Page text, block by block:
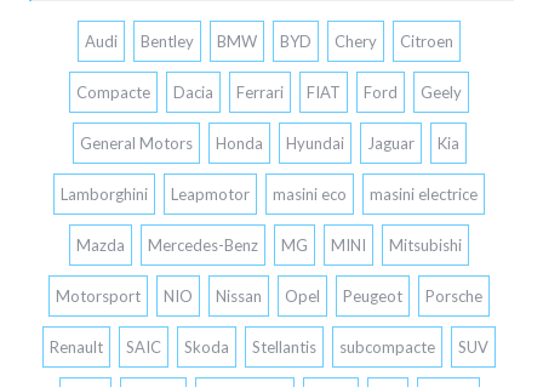
Audi Bentley BMW BYD Chery Citroen
Compacte Dacia Ferrari FIAT Ford Geely
General Motors Honda Hyundai Jaguar Kia
Lamborghini Leapmotor masini eco masini electrice
Mazda Mercedes-Benz MG MINI Mitsubishi
Motorsport NIO Nissan Opel Peugeot Porsche
Renault SAIC Skoda Stellantis subcompacte SUV